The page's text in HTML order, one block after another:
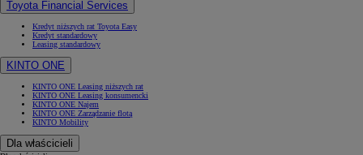
Toyota Financial Services
Kredyt niższych rat Toyota Easy
Kredyt standardowy
Leasing standardowy
KINTO ONE
KINTO ONE Leasing niższych rat
KINTO ONE Leasing konsumencki
KINTO ONE Najem
KINTO ONE Zarządzanie flotą
KINTO Mobility
Dla właścicieli